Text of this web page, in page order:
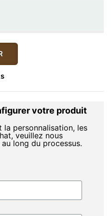
votre produit
la personnalisation, les
veuillez nous
long du processus.